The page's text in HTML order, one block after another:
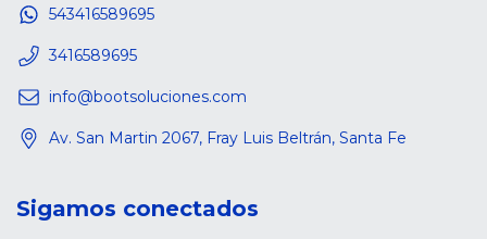
543416589695
3416589695
info@bootsoluciones.com
Av. San Martin 2067, Fray Luis Beltrán, Santa Fe
Sigamos conectados